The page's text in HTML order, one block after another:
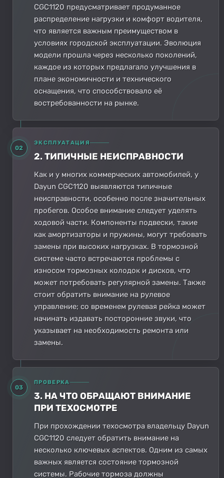
CGC1120 предусматривает продуманное
распределение нагрузки и комфорт водителя,
что является важным преимуществом в
условиях городской эксплуатации. Эволюция
модели прошла через несколько поколений,
каждое из которых предлагало улучшения в
плане экономичности и технического
оснащения, что способствовало её
востребованности на рынке.
02
ЭКСПЛУАТАЦИЯ
2. ТИПИЧНЫЕ НЕИСПРАВНОСТИ
Как и у многих коммерческих автомобилей, у
Dayun CGC1120 выявляются типичные
неисправности, особенно после значительных
пробегов. Особое внимание следует уделять
ходовой части. Компоненты подвески, такие
как амортизаторы и пружины, могут требовать
замены при высоких нагрузках. В тормозной
системе часто встречаются проблемы с
износом тормозных колодок и дисков, что
может потребовать регулярной замены. Также
стоит обратить внимание на рулевое
управление; со временем рулевая рейка может
начинать издавать посторонние звуки, что
указывает на необходимость ремонта или
замены.
03
ПРОВЕРКА
3. НА ЧТО ОБРАЩАЮТ ВНИМАНИЕ
ПРИ ТЕХОСМОТРЕ
При прохождении техосмотра владельцу Dayun
CGC1120 следует обратить внимание на
несколько ключевых аспектов. Одним из самых
важных является состояние тормозной
системы. Рабочие тормоза должны